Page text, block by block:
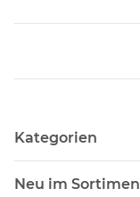
Kategorien
Neu im